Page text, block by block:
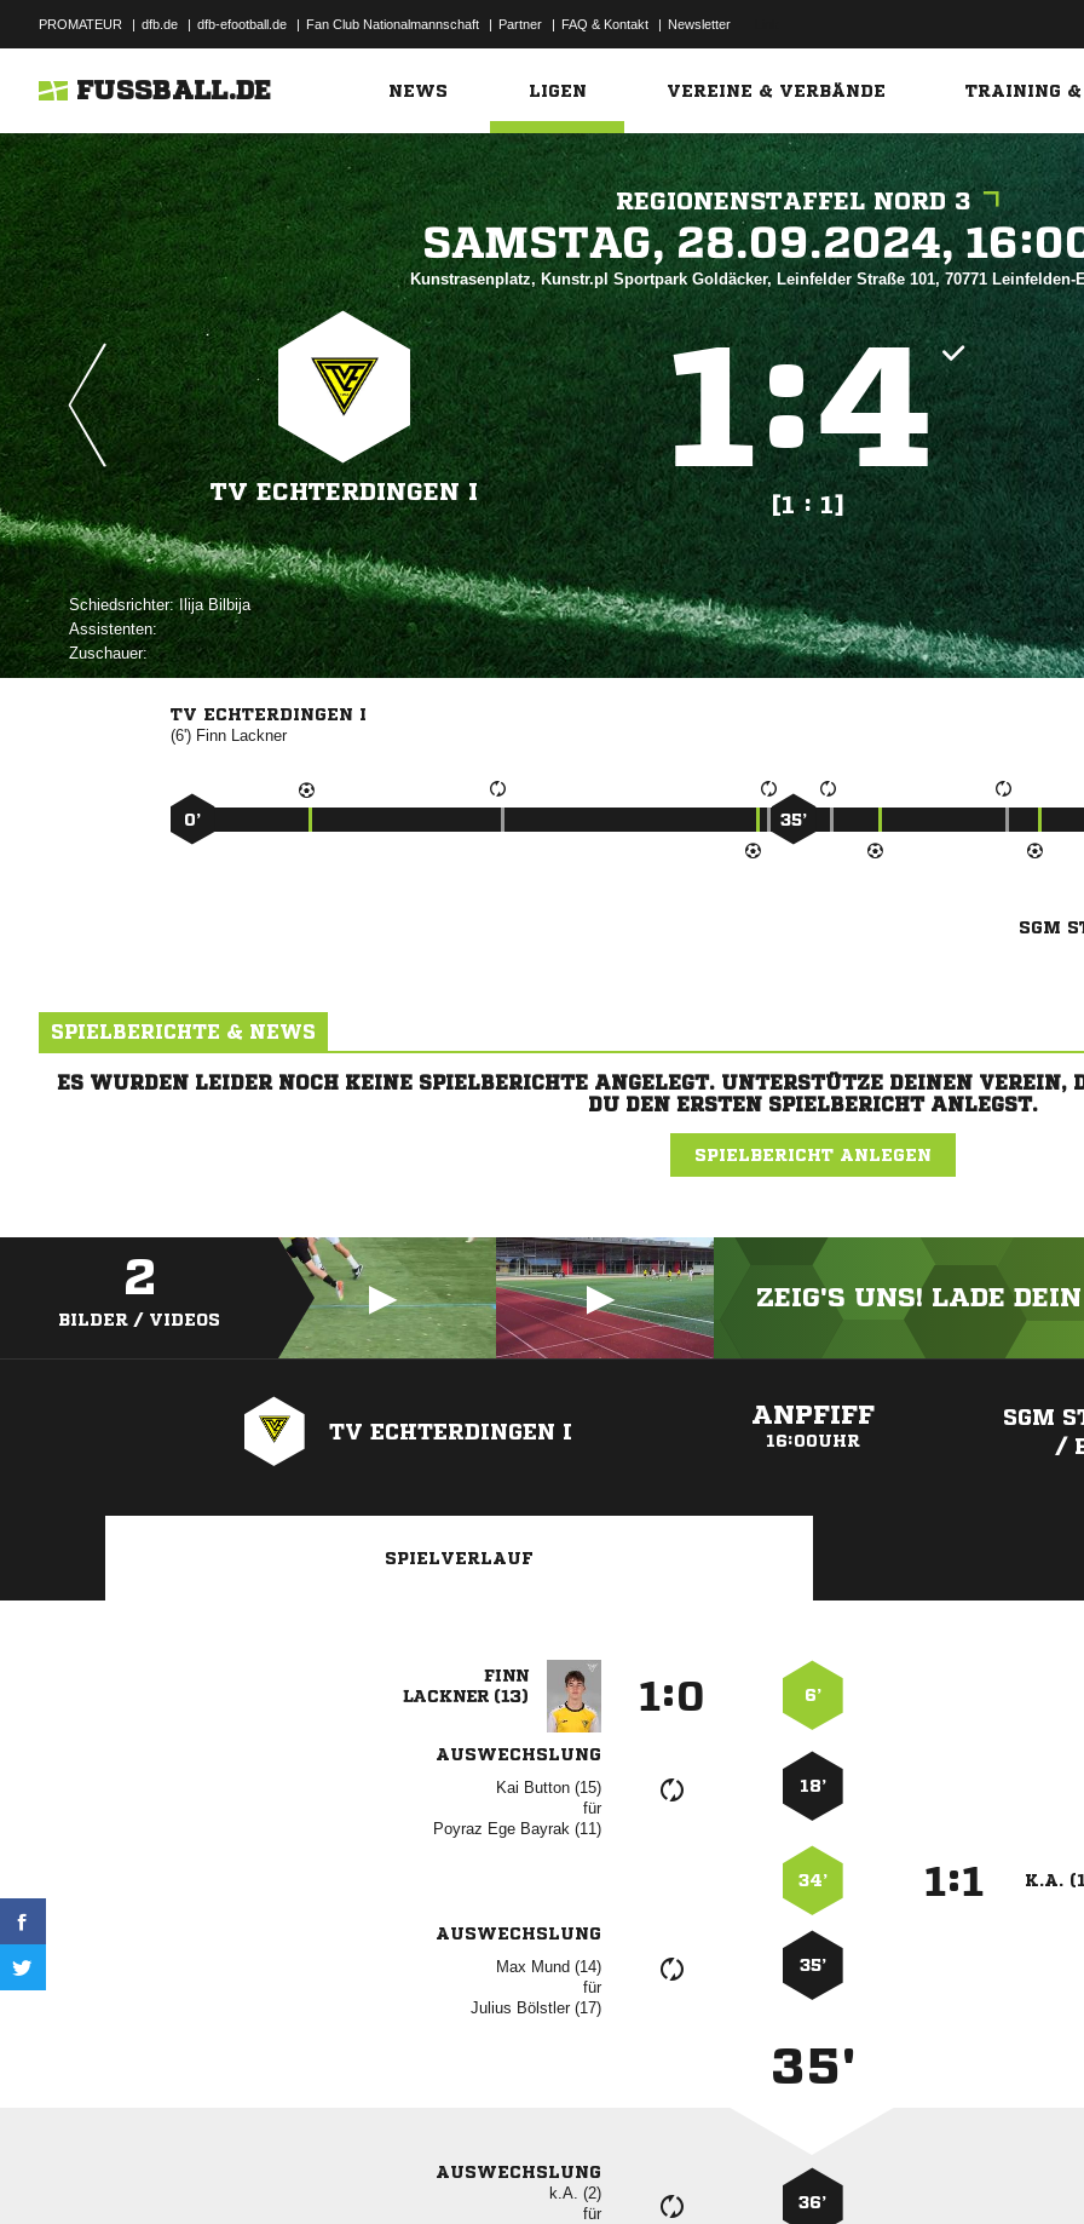
PROMATEUR | dfb.de | dfb-efootball.de | Fan Club Nationalmannschaft | Partner | FAQ & Kontakt | Newsletter
FUSSBALL.DE NEWS LIGEN VEREINE & VERBÄNDE TRAINING &
REGIONENSTAFFEL NORD 3
 
Kunstrasenplatz, Kunstr.pl Sportpark Goldäcker, Leinfelder Straße 101, 70771
TV ECHTERDINGEN I
:
[1 : 1]
Schiedsrichter: 
Assistenten:
Zuschauer:
TV ECHTERDINGEN I
(6') 
0’ 35’
SGM
SPIELBERICHTE & NEWS
ES WURDEN LEIDER NOCH KEINE SPIELBERICHTE ANGELEGT. UNTERSTÜTZE DEINEN
DU DEN ERSTEN SPIELBERICHT ANLEGST.
SPIELBERICHT ANLEGEN
2
BILDER / VIDEOS
ZEIG'S UNS! LADE
TV ECHTERDINGEN I
ANPFIFF
16:00UHR
SGM
/
SPIELVERLAUF

 
: 6’
AUSWECHSLUNG
  
für
   
18’
34’ : K.A.
AUSWECHSLUNG
  
für
  
35’
35'
AUSWECHSLUNG
k.A. (2)
für
36’